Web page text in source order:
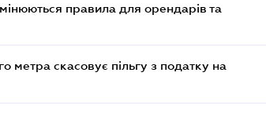
правила для орендарів та
метра скасовує пільгу з податку на